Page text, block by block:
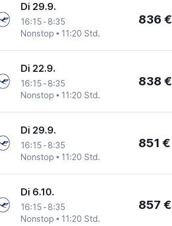
Di 29.9.
16:15 - 8:35
Nonstop
11:20 Std.
836 €
Di 22.9.
16:15 - 8:35
Nonstop
11:20 Std.
838 €
Di 29.9.
16:15 - 8:35
Nonstop
11:20 Std.
851 €
Di 6.10.
16:15 - 8:35
Nonstop
11:20 Std.
857 €